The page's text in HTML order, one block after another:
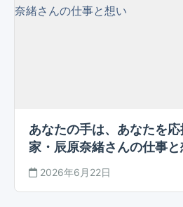
あなたの手は、あなたを
家・辰原奈緒さんの仕事
2026年6月22日